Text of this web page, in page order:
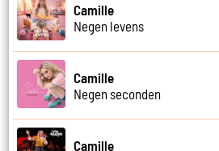
Camille
Negen levens
Camille
Negen seconden
Camille